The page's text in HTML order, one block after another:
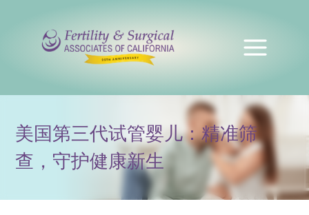
美国第三代试管婴儿：精准筛
查，守护健康新生